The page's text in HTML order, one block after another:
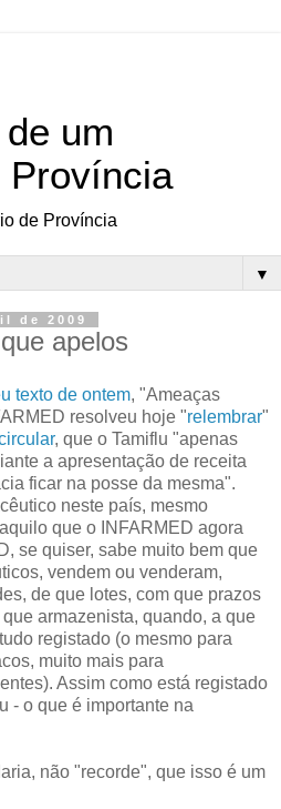
um
Província
de Província
▼
de 2009
apelos
texto de ontem, "Ameaças
resolveu hoje "relembrar"
, que o Tamiflu "apenas
a apresentação de receita
ficar na posse da mesma".
neste país, mesmo
que o INFARMED agora
se quiser, sabe muito bem que
vendem ou venderam,
de que lotes, com que prazos
armazenista, quando, a que
registado (o mesmo para
muito mais para
Assim como está registado
- o que é importante na
não "recorde", que isso é um